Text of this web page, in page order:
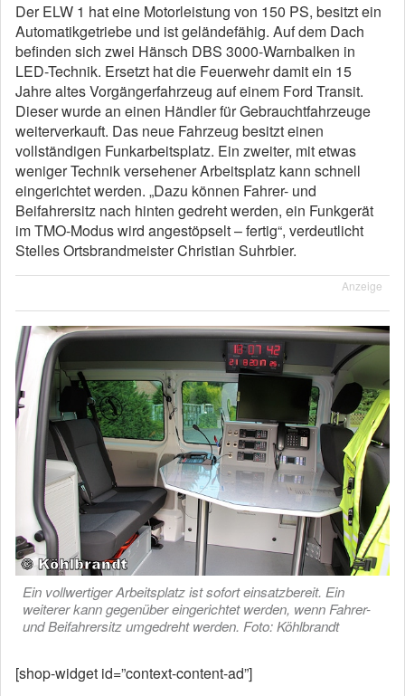
Der ELW 1 hat eine Motorleistung von 150 PS, besitzt ein
Automatikgetriebe und ist geländefähig. Auf dem Dach
befinden sich zwei Hänsch DBS 3000-Warnbalken in
LED-Technik. Ersetzt hat die Feuerwehr damit ein 15
Jahre altes Vorgängerfahrzeug auf einem Ford Transit.
Dieser wurde an einen Händler für Gebrauchtfahrzeuge
weiterverkauft. Das neue Fahrzeug besitzt einen
vollständigen Funkarbeitsplatz. Ein zweiter, mit etwas
weniger Technik versehener Arbeitsplatz kann schnell
eingerichtet werden. „Dazu können Fahrer- und
Beifahrersitz nach hinten gedreht werden, ein Funkgerät
im TMO-Modus wird angestöpselt – fertig“, verdeutlicht
Stelles Ortsbrandmeister Christian Suhrbier.
Anzeige
Ein vollwertiger Arbeitsplatz ist sofort einsatzbereit. Ein
weiterer kann gegenüber eingerichtet werden, wenn Fahrer-
und Beifahrersitz umgedreht werden. Foto: Köhlbrandt
[shop-widget id=”context-content-ad”]